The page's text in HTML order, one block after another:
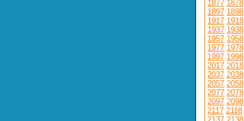
1877 1878
1897 1898
1917 1918
1937 1938
1957 1958
1977 1978
1997 1998
2017 2018
2037 2038
2057 2058
2077 2078
2097 2098
2117 2118